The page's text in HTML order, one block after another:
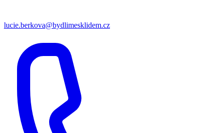
lucie.berkova@bydlimesklidem.cz